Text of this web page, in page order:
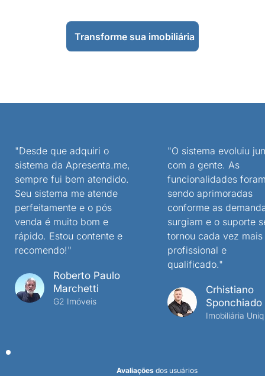
Transforme sua imobiliária
"Desde que adquiri o
sistema da Apresenta.me,
sempre fui bem atendido.
Seu sistema me atende
perfeitamente e o pós
venda é muito bom e
rápido. Estou contente e
recomendo!"
Roberto Paulo
Marchetti
G2 Imóveis
"O sistema evoluiu
com a gente. As
funcionalidades
sendo aprimoradas
conforme as
surgiam e o suporte
tornou cada vez mais
profissional e
qualificado."
Crhistiano
Sponchiado
Imobiliária Uniq
Avaliações dos usuários